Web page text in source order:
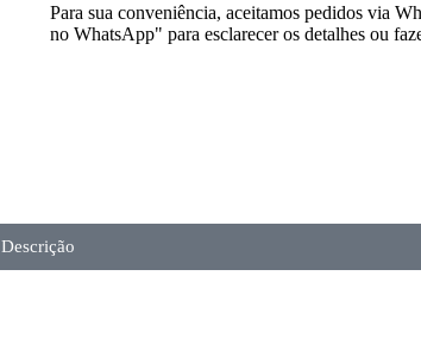
Para sua conveniência, aceitamos pedidos via
no WhatsApp" para esclarecer os detalhes ou
Descrição